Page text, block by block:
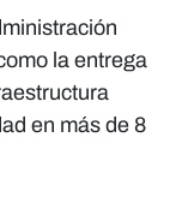
la entrega
en más de 8